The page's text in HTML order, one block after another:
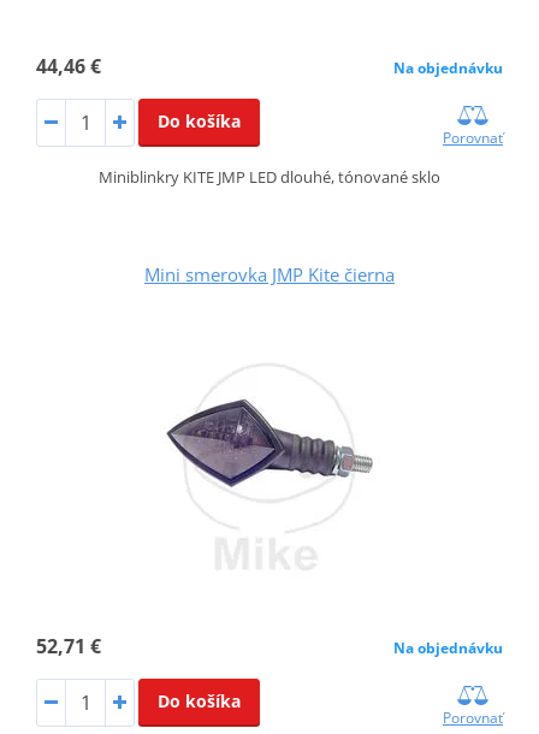
44,46 € Na objednávku
Do košíka
Porovnať
Miniblinkry KITE JMP LED dlouhé, tónované sklo
Mini smerovka JMP Kite čierna
52,71 € Na objednávku
Do košíka
Porovnať